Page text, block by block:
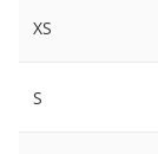
XS
S